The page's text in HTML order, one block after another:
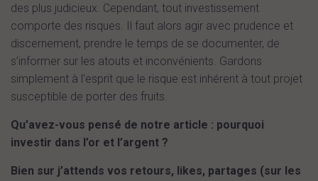
des plus judicieux. Cependant, tout investissement
comporte des risques. Il faut alors agir avec prudence et
discernement, prendre le temps de se documenter, de
s’informer sur les atouts et inconvénients. Gardons
simplement à l’esprit que le risque est inhérent à tout projet
susceptible de porter des fruits.
Qu’avez-vous pensé de notre article : pourquoi
investir dans l’or et l’argent ?
Bien sur j’attends vos retours, likes, partages (sur les